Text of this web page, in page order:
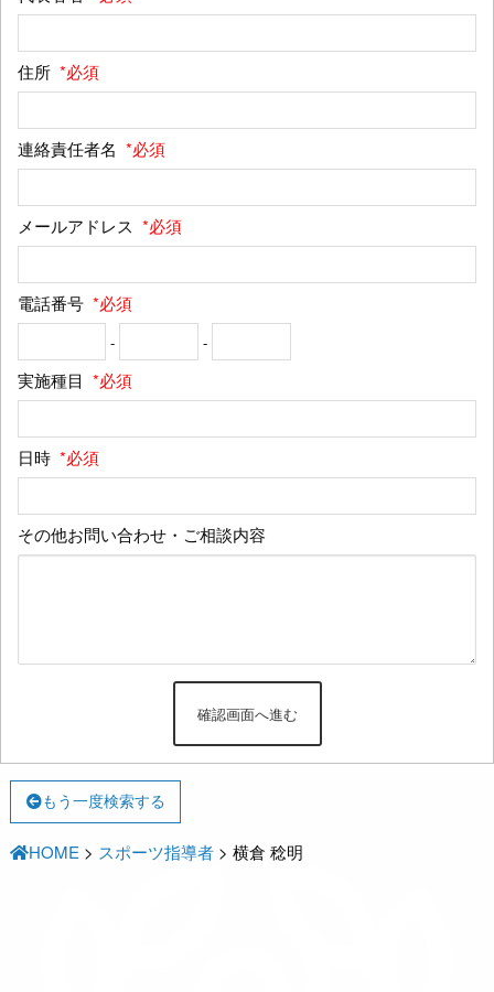
住所 *必須
連絡責任者名 *必須
メールアドレス *必須
電話番号 *必須
- -
実施種目 *必須
日時 *必須
その他お問い合わせ・ご相談内容
もう一度検索する
HOME > スポーツ指導者 >横倉 稔明